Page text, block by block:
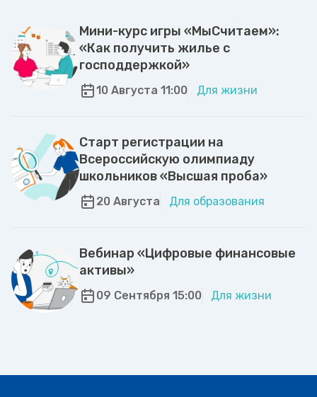
Мини-курс игры «МыСчитаем»:
«Как получить жилье с
господдержкой»
10 Августа 11:00 Для жизни
Старт регистрации на
Всероссийскую олимпиаду
школьников «Высшая проба»
20 Августа Для образования
Вебинар «Цифровые финансовые
активы»
09 Сентября 15:00 Для жизни